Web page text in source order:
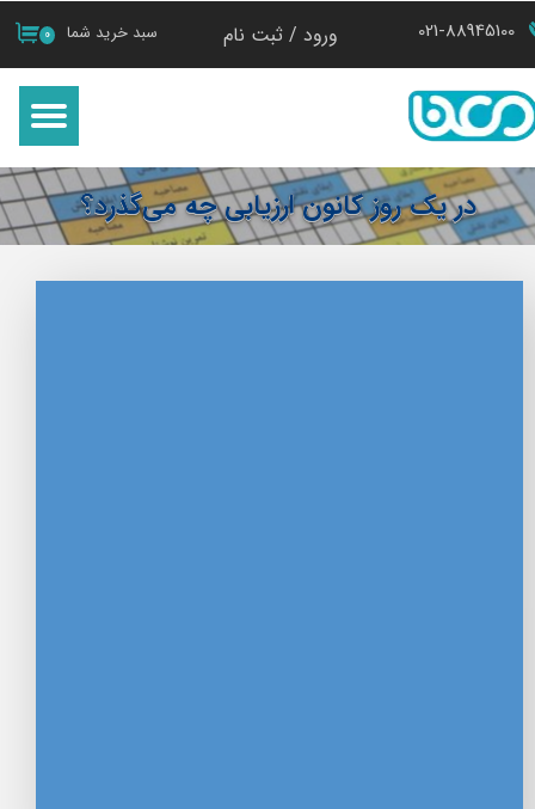
021-88945100 ۰ سبد خرید شما ورود / ثبت نام
تغییر گذر واژه
سفارشات
خروج از حساب کاربری
در یک روز کانون ارزیابی چه می‌گذرد؟